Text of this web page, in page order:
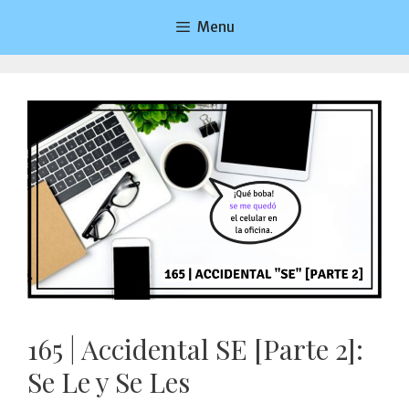
contenido
Menu
165 | Accidental SE [Parte 2]:
Se Le y Se Les